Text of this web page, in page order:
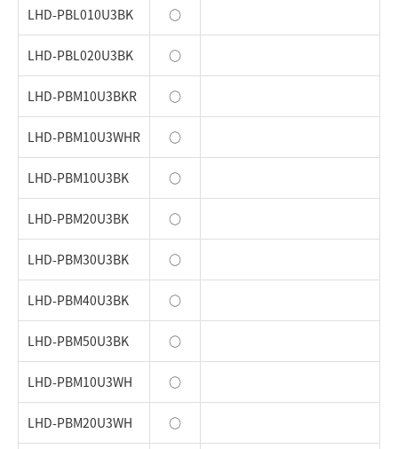
LHD-PBL010U3BK ○
LHD-PBL020U3BK ○
LHD-PBM10U3BKR ○
LHD-PBM10U3WHR ○
LHD-PBM10U3BK ○
LHD-PBM20U3BK ○
LHD-PBM30U3BK ○
LHD-PBM40U3BK ○
LHD-PBM50U3BK ○
LHD-PBM10U3WH ○
LHD-PBM20U3WH ○